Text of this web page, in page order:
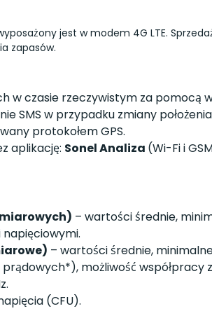
jest w modem 4G LTE.
zapasów.
w czasie rzeczywistym za pomocą
SMS w przypadku zmiany
protokołem GPS.
aplikację: Sonel Analiza (Wi-Fi i
– wartości średnie,
napięciowymi.
– wartości średnie,
możliwość współpracy
(CFU).